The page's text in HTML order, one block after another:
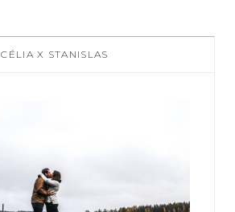
CÉLIA X STANISLAS